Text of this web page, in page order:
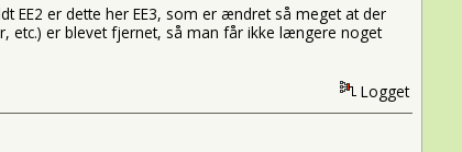
EE2 er dette her EE3, som er ændret så meget at der
etc.) er blevet fjernet, så man får ikke længere noget
Logget